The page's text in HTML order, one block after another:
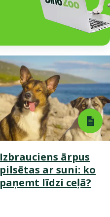
Izbrauciens ārpus
pilsētas ar suni: ko
paņemt līdzi ceļā?